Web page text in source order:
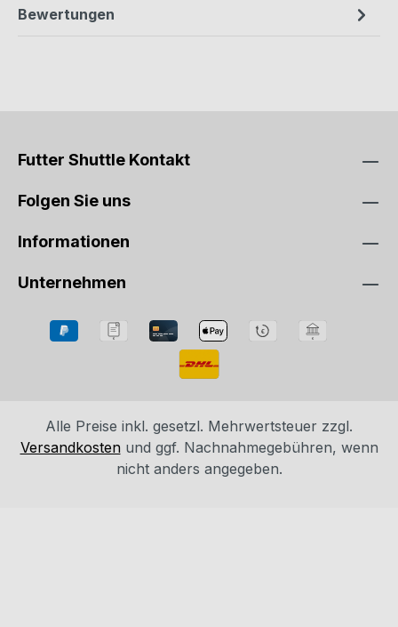
Bewertungen
Futter Shuttle Kontakt
Folgen Sie uns
Informationen
Unternehmen
Alle Preise inkl. gesetzl. Mehrwertsteuer zzgl.
Versandkostenund ggf. Nachnahmegebühren, wenn
nicht anders angegeben.